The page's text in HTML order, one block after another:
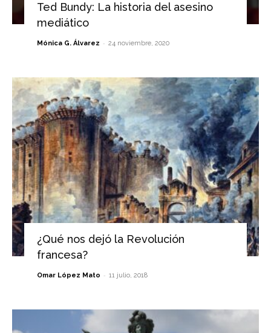
Ted Bundy: La historia del asesino
mediático
Mónica G. Álvarez - 24 noviembre, 2020
¿Qué nos dejó la Revolución
francesa?
Omar López Mato - 11 julio, 2018